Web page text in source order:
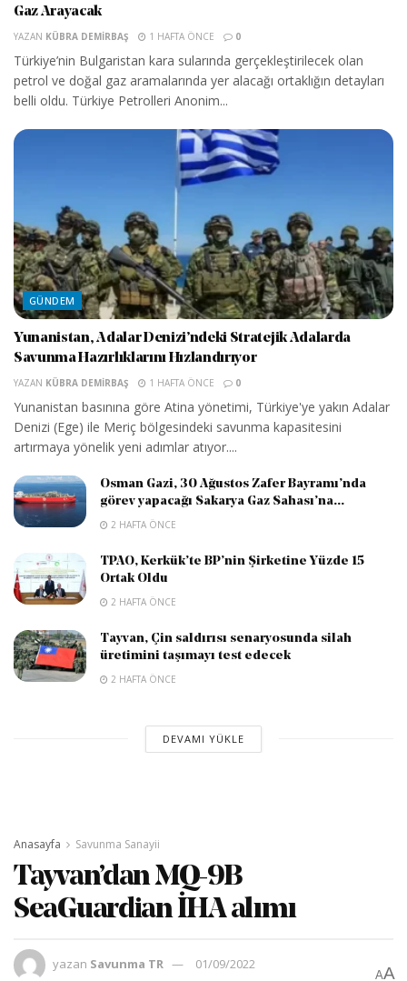
Gaz Arayacak
YAZAN KÜBRA DEMIRBAŞ 1 HAFTA ÖNCE 0
Türkiye’nin Bulgaristan kara sularında gerçekleştirilecek olan
petrol ve doğal gaz aramalarında yer alacağı ortaklığın detayları
belli oldu. Türkiye Petrolleri Anonim...
GÜNDEM
Yunanistan, Adalar Denizi’ndeki Stratejik Adalarda
Savunma Hazırlıklarını Hızlandırıyor
YAZAN KÜBRA DEMIRBAŞ 1 HAFTA ÖNCE 0
Yunanistan basınına göre Atina yönetimi, Türkiye'ye yakın Adalar
Denizi (Ege) ile Meriç bölgesindeki savunma kapasitesini
artırmaya yönelik yeni adımlar atıyor....
Osman Gazi, 30 Ağustos Zafer Bayramı’nda
görev yapacağı Sakarya Gaz Sahası’na...
2 HAFTA ÖNCE
TPAO, Kerkük’te BP’nin Şirketine Yüzde 15
Ortak Oldu
2 HAFTA ÖNCE
Tayvan, Çin saldırısı senaryosunda silah
üretimini taşımayı test edecek
2 HAFTA ÖNCE
DEVAMI YÜKLE
Anasayfa Savunma Sanayii
Tayvan’dan MQ-9B
SeaGuardian İHA alımı
yazan Savunma TR 01/09/2022
AA